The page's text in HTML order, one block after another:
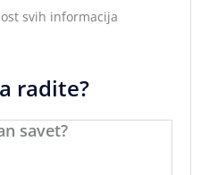
svih informacija
radite?
savet?